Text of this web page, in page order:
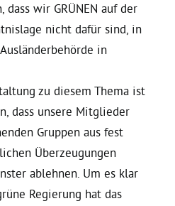
wir GRÜNEN auf der
nicht dafür sind, in
in
zu diesem Thema ist
dass unsere Mitglieder
Gruppen aus fest
Überzeugungen
ablehnen. Um es klar
Regierung hat das